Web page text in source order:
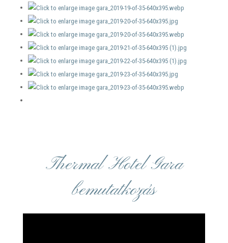
Thermal Hotel Gara
bemutatkozás